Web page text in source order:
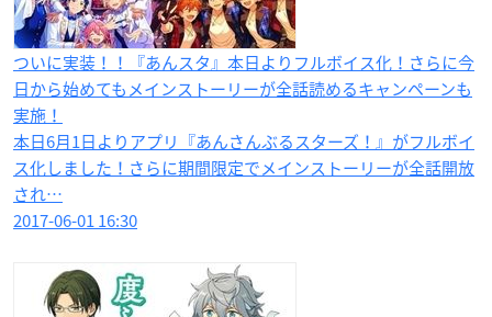
ついに実装！！『あんスタ』本日よりフルボイス化！さらに今
日から始めてもメインストーリーが全話読めるキャンペーンも
実施！
本日6月1日よりアプリ『あんさんぶるスターズ！』がフルボイ
ス化しました！さらに期間限定でメインストーリーが全話開放
され…
2017-06-01 16:30